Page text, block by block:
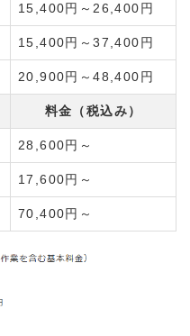
15,400円～26,400円
15,400円～37,400円
20,900円～48,400円
料金（税込み）
28,600円～
17,600円～
70,400円～